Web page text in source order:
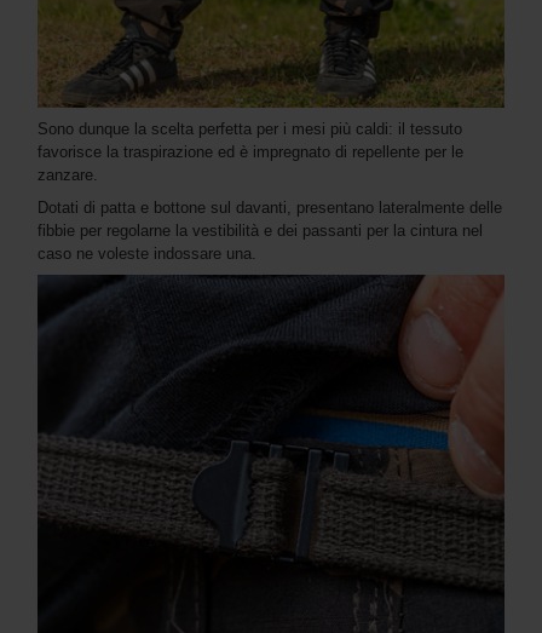
Sono dunque la scelta perfetta per i mesi più caldi: il tessuto
favorisce la traspirazione ed è impregnato di repellente per le
zanzare.
Dotati di patta e bottone sul davanti, presentano lateralmente delle
fibbie per regolarne la vestibilità e dei passanti per la cintura nel
caso ne voleste indossare una.